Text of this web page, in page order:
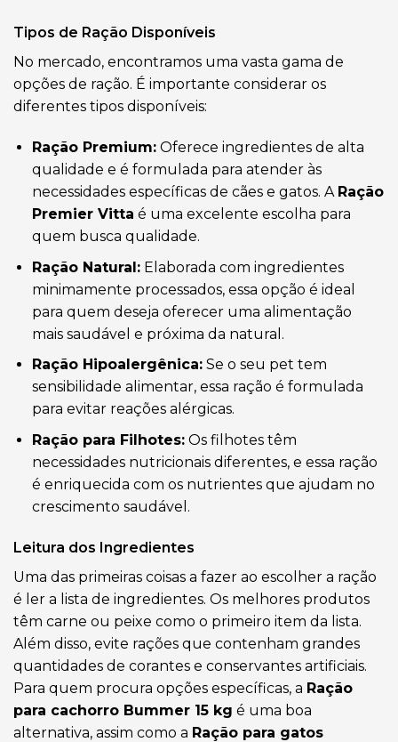
Tipos de Ração Disponíveis
No mercado, encontramos uma vasta gama de
opções de ração. É importante considerar os
diferentes tipos disponíveis:
Ração Premium:Oferece ingredientes de alta
qualidade e é formulada para atender às
necessidades específicas de cães e gatos. A Ração
Premier Vitta é uma excelente escolha para
quem busca qualidade.
Ração Natural:Elaborada com ingredientes
minimamente processados, essa opção é ideal
para quem deseja oferecer uma alimentação
mais saudável e próxima da natural.
Ração Hipoalergênica:Se o seu pet tem
sensibilidade alimentar, essa ração é formulada
para evitar reações alérgicas.
Ração para Filhotes:Os filhotes têm
necessidades nutricionais diferentes, e essa ração
é enriquecida com os nutrientes que ajudam no
crescimento saudável.
Leitura dos Ingredientes
Uma das primeiras coisas a fazer ao escolher a ração
é ler a lista de ingredientes. Os melhores produtos
têm carne ou peixe como o primeiro item da lista.
Além disso, evite rações que contenham grandes
quantidades de corantes e conservantes artificiais.
Para quem procura opções específicas, a Ração
para cachorro Bummer 15 kg é uma boa
alternativa, assim como a Ração para gatos